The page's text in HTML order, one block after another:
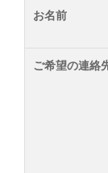
お名前
ご希望の連絡